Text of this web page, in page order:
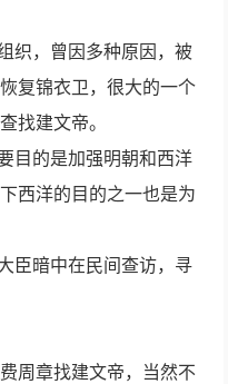
，曾因多种原因，被
复锦衣卫，很大的一个
找建文帝。
的是加强明朝和西洋
西洋的目的之一也是为
暗中在民间查访，寻
章找建文帝，当然不